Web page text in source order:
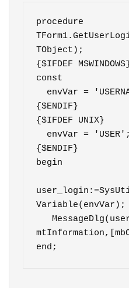
procedure
TObject);
{$IFDEF
const
{$ENDIF}
{$IFDEF UNIX}
{$ENDIF}
begin
Variable(envVar);
end;